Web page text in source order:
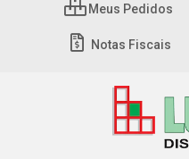
Meus Pedidos
Notas Fiscais